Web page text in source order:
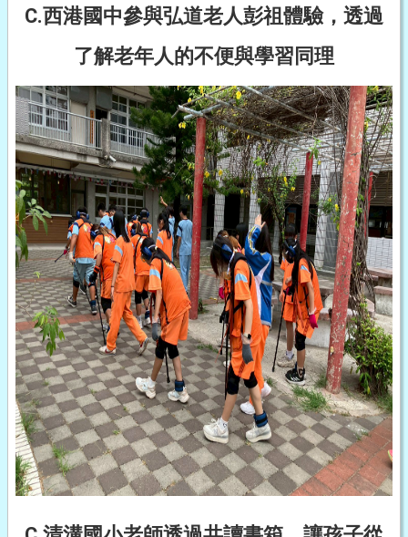
C.西港國中參與弘道老人彭祖體驗，透過
了解老年人的不便與學習同理